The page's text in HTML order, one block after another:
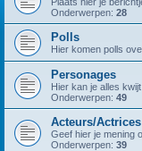
Onderwerpen: 28
Polls
Hier komen polls
Personages
Hier kan je alles
Onderwerpen: 49
Acteurs/Actrices
Geef hier je mening
Onderwerpen: 39